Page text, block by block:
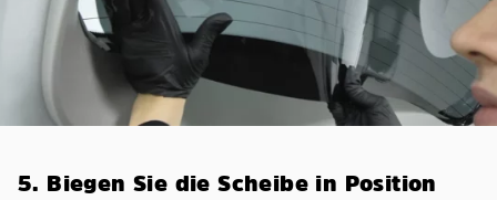
5. Biegen Sie die Scheibe in Position